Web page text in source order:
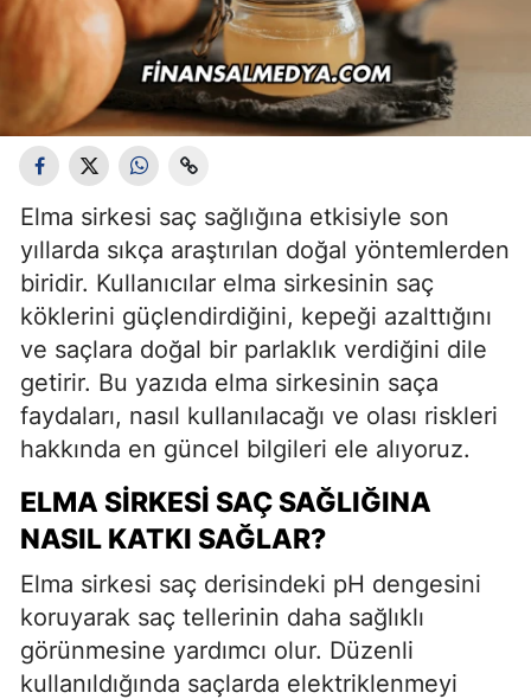
Elma sirkesi saç sağlığına etkisiyle son
yıllarda sıkça araştırılan doğal yöntemlerden
biridir. Kullanıcılar elma sirkesinin saç
köklerini güçlendirdiğini, kepeği azalttığını
ve saçlara doğal bir parlaklık verdiğini dile
getirir. Bu yazıda elma sirkesinin saça
faydaları, nasıl kullanılacağı ve olası riskleri
hakkında en güncel bilgileri ele alıyoruz.
ELMA SIRKESI SAÇ SAĞLIĞINA
NASIL KATKI SAĞLAR?
Elma sirkesi saç derisindeki pH dengesini
koruyarak saç tellerinin daha sağlıklı
görünmesine yardımcı olur. Düzenli
kullanıldığında saçlarda elektriklenmeyi